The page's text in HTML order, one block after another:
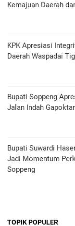
Kemajuan Daerah
KPK Apresiasi
Daerah Waspadai
Bupati Soppeng
Jalan Indah
Bupati Suwardi
Jadi Momentum
Soppeng
TOPIK POPULER